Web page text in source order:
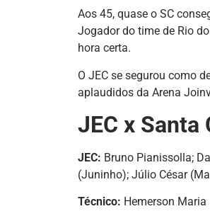
Aos 45, quase o SC
Jogador do time de Rio
hora certa.
O JEC se segurou como
aplaudidos da Arena
JEC x Santa
JEC: Bruno Pianissolla;
(Juninho); Júlio César
Técnico: Hemerson Maria